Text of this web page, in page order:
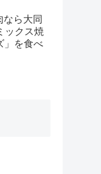
なら大同
ックス焼
」を食べ